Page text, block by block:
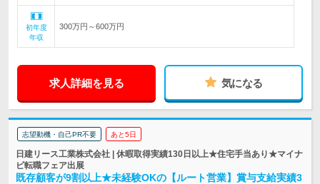
初年度
年収
300万円～600万円
求人詳細を見る 気になる
志望動機・自己PR不要 あと5日
日建リース工業株式会社 | 休暇取得実績130日以上★住宅手当あり★マイナ
ビ転職フェア出展
既存顧客が9割以上★未経験OKの【ルート営業】賞与支給実績3